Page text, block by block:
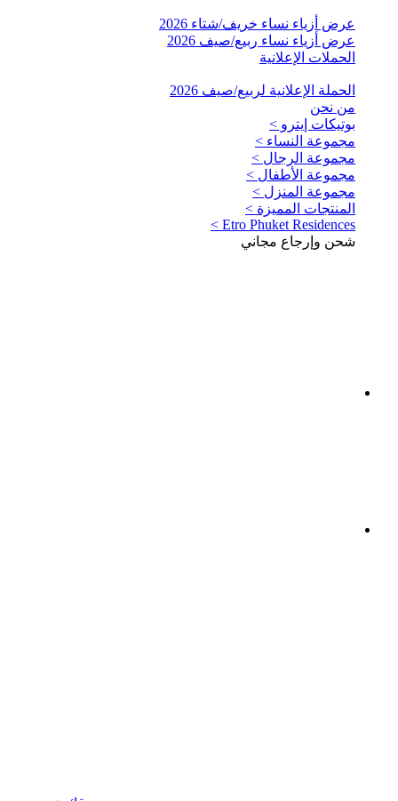
عرض أزياء نساء خريف/شتاء 2026
عرض أزياء نساء ربيع/صيف 2026
الحملات الإعلانية
الحملة الإعلانية لربيع/صيف 2026
من نحن
بوتيكات إيترو >
مجموعة النساء >
مجموعة الرجال >
مجموعة الأطفال >
مجموعة المنزل >
المنتجات المميزة >
Etro Phuket Residences >
شحن وإرجاع مجاني